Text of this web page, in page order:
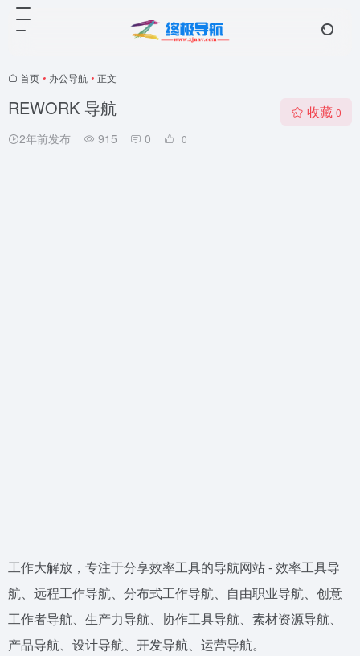
首页 • 办公导航 • 正文
REWORK 导航
2年前发布 915 0 0
收藏 0
工作大解放，专注于分享效率工具的导航网站 - 效率工具导
航、远程工作导航、分布式工作导航、自由职业导航、创意
工作者导航、生产力导航、协作工具导航、素材资源导航、
产品导航、设计导航、开发导航、运营导航。